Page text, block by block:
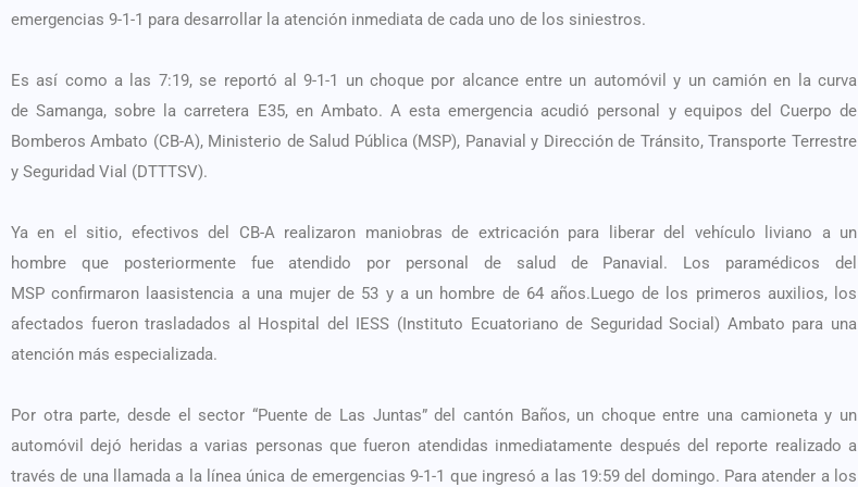
emergencias 9-1-1 para desarrollar la atención inmediata de cada uno de los siniestros.
Es así como a las 7:19, se reportó al 9-1-1 un choque por alcance entre un automóvil y un camión en la curva
de Samanga, sobre la carretera E35, en Ambato. A esta emergencia acudió personal y equipos del Cuerpo de
Bomberos Ambato (CB-A), Ministerio de Salud Pública (MSP), Panavial y Dirección de Tránsito, Transporte Terrestre
y Seguridad Vial (DTTTSV).
Ya en el sitio, efectivos del CB-A realizaron maniobras de extricación para liberar del vehículo liviano a un
hombre que posteriormente fue atendido por personal de salud de Panavial. Los paramédicos del
MSP confirmaron laasistencia a una mujer de 53 y a un hombre de 64 años.Luego de los primeros auxilios, los
afectados fueron trasladados al Hospital del IESS (Instituto Ecuatoriano de Seguridad Social) Ambato para una
atención más especializada.
Por otra parte, desde el sector “Puente de Las Juntas” del cantón Baños, un choque entre una camioneta y un
automóvil dejó heridas a varias personas que fueron atendidas inmediatamente después del reporte realizado a
través de una llamada a la línea única de emergencias 9-1-1 que ingresó a las 19:59 del domingo. Para atender a los